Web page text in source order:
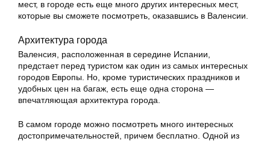
мест, в городе есть еще много других интересных мест,
которые вы сможете посмотреть, оказавшись в Валенсии.
Архитектура города
Валенсия, расположенная в середине Испании,
предстает перед туристом как один из самых интересных
городов Европы. Но, кроме туристических праздников и
удобных цен на багаж, есть еще одна сторона —
впечатляющая архитектура города.
В самом городе можно посмотреть много интересных
достопримечательностей, причем бесплатно. Одной из